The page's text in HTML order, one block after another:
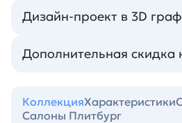
Дизайн-проект в 3D
Дополнительная скидка
КоллекцияХарактеристики
Салоны Плитбург